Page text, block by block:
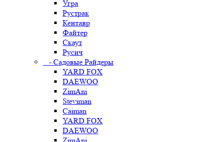
Угра
Рустрак
Кентавр
Файтер
Скаут
Русич
- Садовые Райдеры
YARD FOX
DAEWOO
ZimAni
Steviman
Caiman
YARD FOX
DAEWOO